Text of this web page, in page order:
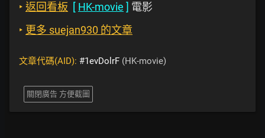
‣ 返回看板 [ HK-movie ] 電影
‣ 更多 suejan930 的文章
文章代碼(AID): #1evDolrF (HK-movie)
關閉廣告 方便截圖